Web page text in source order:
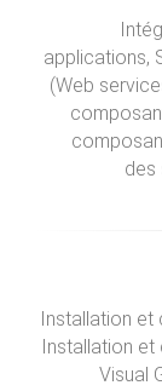
applications,
(Web
des
Installation et
Installation et
Visual